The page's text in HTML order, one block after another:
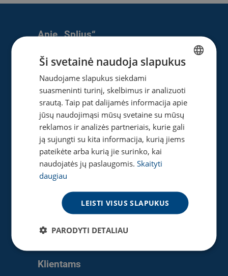
Apie „Splius“
Naujienos
Karjera
Privatumo ir slapukų politika
Naudinga
Gaukite pasiūlymą
Tinklaraštis
Greičio matuoklė
Klientams
ENGLISH
Ši svetainė naudoja slapukus
Naudojame slapukus siekdami
suasmeninti turinį, skelbimus ir analizuoti
srautą. Taip pat dalijamės informacija apie
jūsų naudojimąsi mūsų svetaine su mūsų
reklamos ir analizės partneriais, kurie gali
ją sujungti su kita informacija, kurią jiems
pateikėte arba kurią jie surinko, kai
naudojatės jų paslaugomis. Skaityti
daugiau
LEISTI VISUS SLAPUKUS
PARODYTI DETALIAU